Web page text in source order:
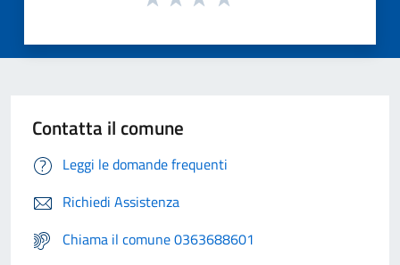
Contatta il comune
Leggi le domande frequenti
Richiedi Assistenza
Chiama il comune 0363688601